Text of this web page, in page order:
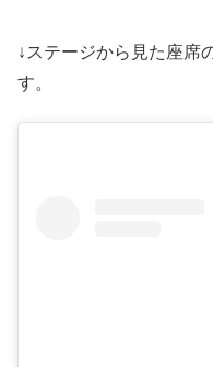
↓ステージから見た座席
す。